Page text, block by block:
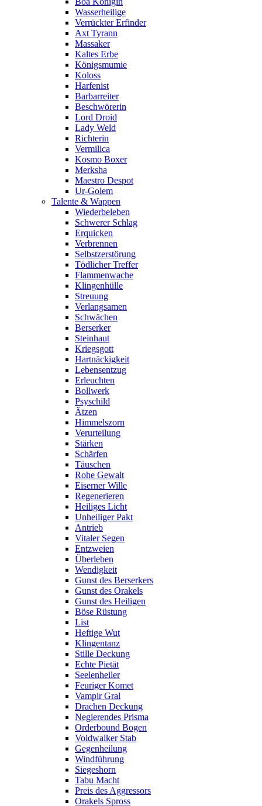
Wasserheilige
Verrückter Erfinder
Axt Tyrann
Massaker
Kaltes Erbe
Königsmumie
Koloss
Harfenist
Barbarreiter
Beschwörerin
Lord Droid
Lady Weld
Richterin
Vermilica
Kosmo Boxer
Merksha
Maestro Despot
Ur-Golem
Talente & Wappen
Wiederbeleben
Schwerer Schlag
Erquicken
Verbrennen
Selbstzerstörung
Tödlicher Treffer
Flammenwache
Klingenhülle
Streuung
Verlangsamen
Schwächen
Berserker
Steinhaut
Kriegsgott
Hartnäckigkeit
Lebensentzug
Erleuchten
Bollwerk
Psyschild
Ätzen
Himmelszorn
Verurteilung
Stärken
Schärfen
Täuschen
Rohe Gewalt
Eiserner Wille
Regenerieren
Heiliges Licht
Unheiliger Pakt
Antrieb
Vitaler Segen
Entzweien
Überleben
Wendigkeit
Gunst des Berserkers
Gunst des Orakels
Gunst des Heiligen
Böse Rüstung
List
Heftige Wut
Klingentanz
Stille Deckung
Echte Pietät
Seelenheiler
Feuriger Komet
Vampir Gral
Drachen Deckung
Negierendes Prisma
Orderbound Bogen
Voidwalker Stab
Gegenheilung
Windführung
Siegeshorn
Tabu Macht
Preis des Aggressors
Orakels Spross